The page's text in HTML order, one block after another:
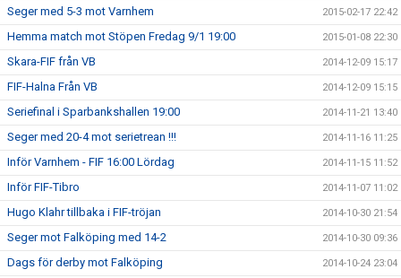
Seger med 5-3 mot Varnhem 2015-02-17 22:42
Hemma match mot Stöpen Fredag 9/1 19:00 2015-01-08 22:30
Skara-FIF från VB 2014-12-09 15:17
FIF-Halna Från VB 2014-12-09 15:15
Seriefinal i Sparbankshallen 19:00 2014-11-21 13:40
Seger med 20-4 mot serietrean !!! 2014-11-16 11:25
Inför Varnhem - FIF 16:00 Lördag 2014-11-15 11:52
Inför FIF-Tibro 2014-11-07 11:02
Hugo Klahr tillbaka i FIF-tröjan 2014-10-30 21:54
Seger mot Falköping med 14-2 2014-10-30 09:36
Dags för derby mot Falköping 2014-10-24 23:04